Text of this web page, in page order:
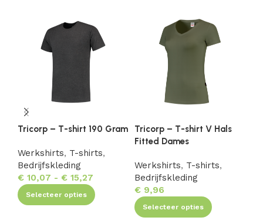
Tricorp – T-shirt 190 Gram
Werkshirts, T-shirts,
Bedrijfskleding
€ 10,07 - € 15,27
Selecteer opties
Tricorp – T-shirt V Hals
Fitted Dames
Werkshirts, T-shirts,
Bedrijfskleding
€9,96
Selecteer opties